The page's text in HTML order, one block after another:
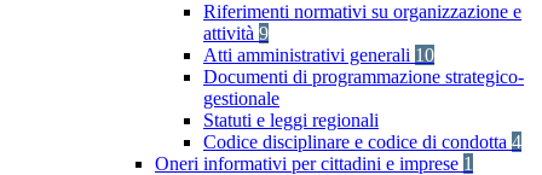
Riferimenti normativi su organizzazione e
attività 9
Atti amministrativi generali 10
Documenti di programmazione strategico-
gestionale
Statuti e leggi regionali
Codice disciplinare e codice di condotta 4
Oneri informativi per cittadini e imprese 1